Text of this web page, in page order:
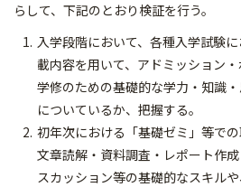
らして、下記のとおり検証を行う。
入学段階において、各種入学試験
載内容を用いて、アドミッション
学修のための基礎的な学力・知識
についているか、把握する。
初年次における「基礎ゼミ」等での
文章読解・資料調査・レポート作
スカッション等の基礎的なスキル